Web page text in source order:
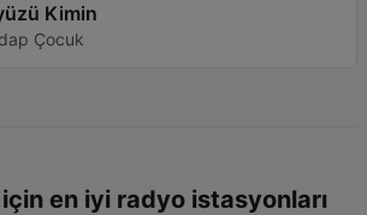
Kimin
Çocuk
en iyi radyo istasyonları